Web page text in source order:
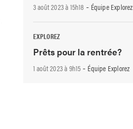
3 août 2023 à 15h18 - Équipe Explorez
EXPLOREZ
Prêts pour la rentrée?
1 août 2023 à 9h15 - Équipe Explorez